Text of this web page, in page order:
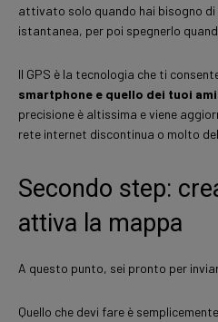
attivato solo quando hai bisogno di
istantanea, per poi spegnerlo
Il GPS è la tecnologia che ti
smartphone e quello dei tuoi
precisione è altissima e viene
rete internet discontinua o molto
Secondo step:
attiva la mappa
A questo punto, sei pronto per
Quello che devi fare è semplicemente